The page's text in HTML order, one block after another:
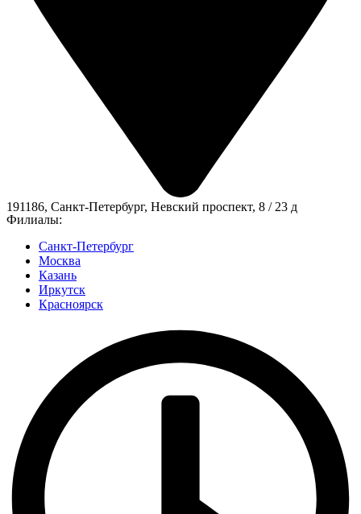
191186, Санкт-Петербург, Невский проспект, 8 / 23 д
Филиалы:
Санкт-Петербург
Москва
Казань
Иркутск
Красноярск